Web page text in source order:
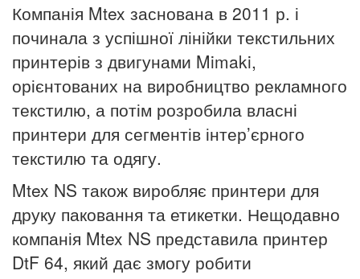
Компанія Mtex заснована в 2011 р. і
починала з успішної лінійки текстильних
принтерів з двигунами Mimaki,
орієнтованих на виробництво рекламного
текстилю, а потім розробила власні
принтери для сегментів інтер’єрного
текстилю та одягу.
Mtex NS також виробляє принтери для
друку паковання та етикетки. Нещодавно
компанія Mtex NS представила принтер
DtF 64, який дає змогу робити